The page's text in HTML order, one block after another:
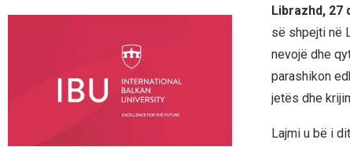
Librazhd, 27
së shpejti në
nevojë dhe
parashikon
jetës dhe
Lajmi u bë i